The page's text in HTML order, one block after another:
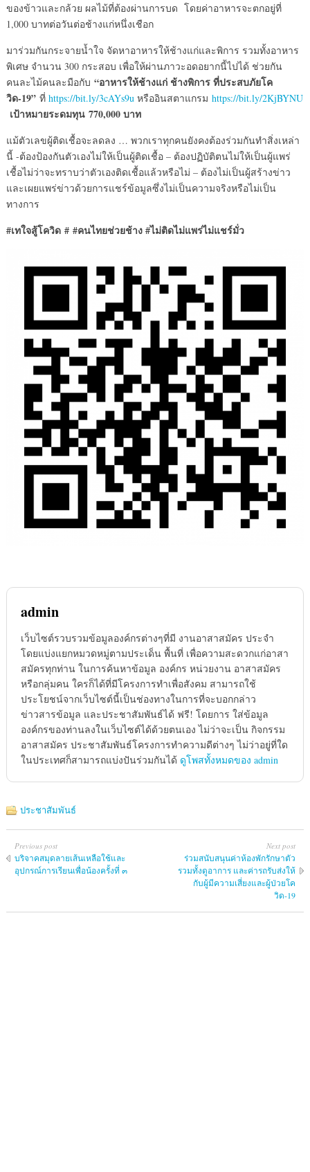
ของข้าวและกล้วย ผลไม้ที่ต้องผ่านการบด โดยค่าอาหารจะตกอยู่ที่
1,000 บาทต่อวันต่อช้างแก่หนึ่งเชือก
มาร่วมกันกระจายน้ำใจ จัดหาอาหารให้ช้างแก่และพิการ รวมทั้งอาหาร
พิเศษ จำนวน 300 กระสอบ เพื่อให้ผ่านภาวะอดอยากนี้ไปได้ ช่วยกัน
คนละไม้คนละมือกับ “อาหารให้ช้างแก่ ช้างพิการ ที่ประสบภัยโค
วิด-19”ที่ https://bit.ly/3cAYs9uหรืออินสตาแกรม https://bit.ly/2KjBYNU
เป้าหมายระดมทุน770,000 บาท
แม้ตัวเลขผู้ติดเชื้อจะลดลง … พวกเราทุกคนยังคงต้องร่วมกันทำสิ่งเหล่า
นี้ -ต้องป้องกันตัวเองไม่ให้เป็นผู้ติดเชื้อ – ต้องปฏิบัติตนไม่ให้เป็นผู้แพร่
เชื้อไม่ว่าจะทราบว่าตัวเองติดเชื้อแล้วหรือไม่ – ต้องไม่เป็นผู้สร้างข่าว
และเผยแพร่ข่าวด้วยการแชร์ข้อมูลซึ่งไม่เป็นความจริงหรือไม่เป็น
ทางการ
#เทใจสู้โควิด # #คนไทยช่วยช้าง #ไม่ติดไม่แพร่ไม่แชร์มั่ว
admin
เว็บไซต์รวบรวมข้อมูลองค์กรต่างๆที่มี งานอาสาสมัคร ประจำ
โดยแบ่งแยกหมวดหมู่ตามประเด็น พื้นที่ เพื่อความสะดวกแก่อาสา
สมัครทุกท่าน ในการค้นหาข้อมูล องค์กร หน่วยงาน อาสาสมัคร
หรือกลุ่มคน ใครก็ได้ที่มีโครงการทำเพื่อสังคม สามารถใช้
ประโยชน์จากเว็บไซต์นี้เป็นช่องทางในการที่จะบอกกล่าว
ข่าวสารข้อมูล และประชาสัมพันธ์ได้ ฟรี! โดยการ ใส่ข้อมูล
องค์กรของท่านลงในเว็บไซต์ได้ด้วยตนเอง ไม่ว่าจะเป็น กิจกรรม
อาสาสมัคร ประชาสัมพันธ์โครงการทำความดีต่างๆ ไม่ว่าอยู่ที่ใด
ในประเทศก็สามารถแบ่งปันร่วมกันได้ ดูโพสทั้งหมดของ admin
ประชาสัมพันธ์
Previous post
บริจาคสมุดลายเส้นเหลือใช้และ
อุปกรณ์การเรียนเพื่อน้องครั้งที่ ๓
Next post
ร่วมสนับสนุนค่าห้องพักรักษาตัว
รวมทั้งดูอาการ และค่ารถรับส่งให้
กับผู้มีความเสี่ยงและผู้ป่วยโค
วิด-19